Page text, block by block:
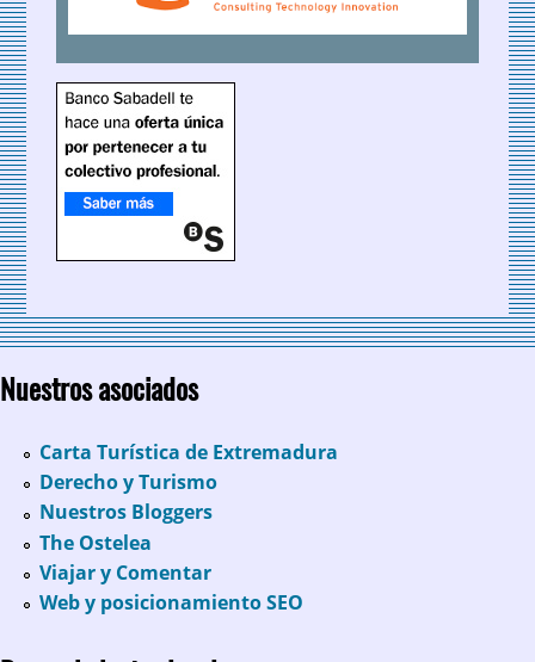
Nuestros asociados
Carta Turística de Extremadura
Derecho y Turismo
Nuestros Bloggers
The Ostelea
Viajar y Comentar
Web y posicionamiento SEO